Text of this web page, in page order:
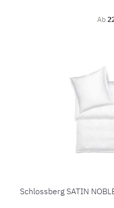
Ab
Schlossberg SATIN